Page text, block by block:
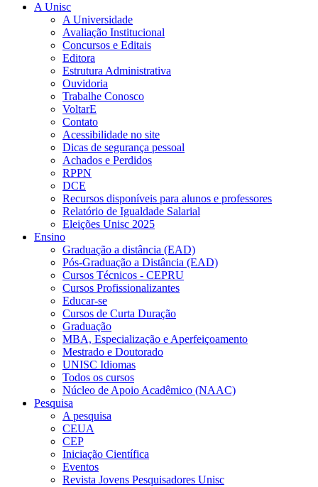
A Unisc
A Universidade
Avaliação Institucional
Concursos e Editais
Editora
Estrutura Administrativa
Ouvidoria
Trabalhe Conosco
VoltarE
Contato
Acessibilidade no site
Dicas de segurança pessoal
Achados e Perdidos
RPPN
DCE
Recursos disponíveis para alunos e professores
Relatório de Igualdade Salarial
Eleições Unisc 2025
Ensino
Graduação a distância (EAD)
Pós-Graduação a Distância (EAD)
Cursos Técnicos - CEPRU
Cursos Profissionalizantes
Educar-se
Cursos de Curta Duração
Graduação
MBA, Especialização e Aperfeiçoamento
Mestrado e Doutorado
UNISC Idiomas
Todos os cursos
Núcleo de Apoio Acadêmico (NAAC)
Pesquisa
A pesquisa
CEUA
CEP
Iniciação Científica
Eventos
Revista Jovens Pesquisadores Unisc